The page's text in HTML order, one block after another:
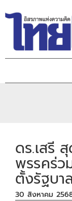
ดร.เสรี
พรรคร่ว
ตั้งรัฐบา
30 สิงหาคม